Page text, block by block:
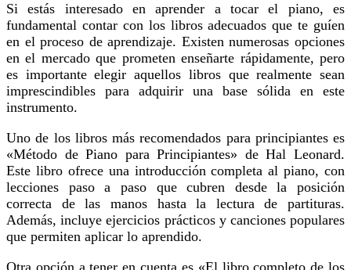
Si estás interesado en aprender a tocar el piano, es
fundamental contar con los libros adecuados que te guíen
en el proceso de aprendizaje. Existen numerosas opciones
en el mercado que prometen enseñarte rápidamente, pero
es importante elegir aquellos libros que realmente sean
imprescindibles para adquirir una base sólida en este
instrumento.
Uno de los libros más recomendados para principiantes es
«Método de Piano para Principiantes» de Hal Leonard.
Este libro ofrece una introducción completa al piano, con
lecciones paso a paso que cubren desde la posición
correcta de las manos hasta la lectura de partituras.
Además, incluye ejercicios prácticos y canciones populares
que permiten aplicar lo aprendido.